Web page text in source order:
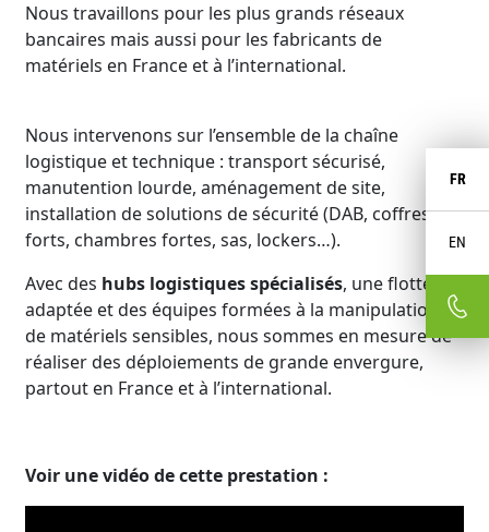
FR
EN
Nous travaillons pour les plus grands réseaux
bancaires mais aussi pour les fabricants de
matériels en France et à l’international.
Nous intervenons sur l’ensemble de la chaîne
logistique et technique : transport sécurisé,
manutention lourde, aménagement de site,
installation de solutions de sécurité (DAB, coffres-
forts, chambres fortes, sas, lockers…).
Avec des hubs logistiques spécialisés, une flotte
adaptée et des équipes formées à la manipulation
de matériels sensibles, nous sommes en mesure de
réaliser des déploiements de grande envergure,
partout en France et à l’international.
Voir une vidéo de cette prestation :